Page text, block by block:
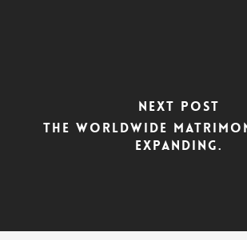
Next Post
The worldwide
expanding.